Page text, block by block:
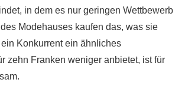
in dem es nur geringen Wettbewerb
Modehauses kaufen das, was sie
Konkurrent ein ähnliches
zehn Franken weniger anbietet, ist für